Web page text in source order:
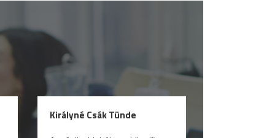
Királyné Csák Tünde